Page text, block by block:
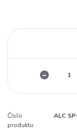
Číslo
produktu:
ALC